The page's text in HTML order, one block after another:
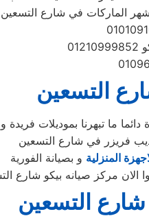
التسعين
المنزلية
التسعين